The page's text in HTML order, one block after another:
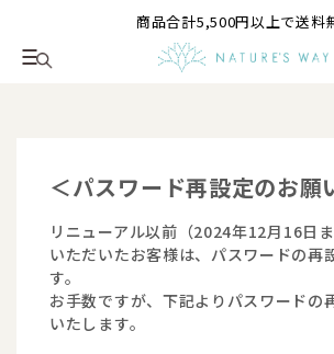
商品合計5,500円以上で送料
＜パスワード再設定のお願
リニューアル以前（2024年12月16日
いただいたお客様は、パスワードの再
す。
お手数ですが、下記よりパスワードの
いたします。